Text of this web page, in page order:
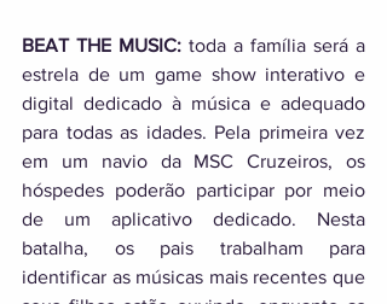
BEAT THE MUSIC: toda a família será a
estrela de um game show interativo e
digital dedicado à música e adequado
para todas as idades. Pela primeira vez
em um navio da MSC Cruzeiros, os
hóspedes poderão participar por meio
de um aplicativo dedicado. Nesta
batalha, os pais trabalham para
identificar as músicas mais recentes que